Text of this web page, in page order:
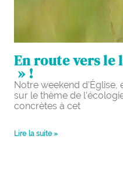
En route vers le
» !
Notre weekend
sur le thème de
concrètes à cet
Lire la suite »